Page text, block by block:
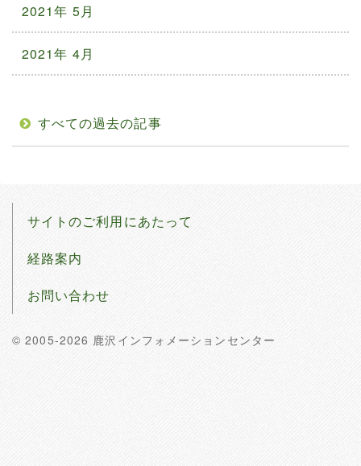
2021年 5月
2021年 4月
すべての過去の記事
サイトのご利用にあたって
経路案内
お問い合わせ
© 2005-2026 鹿沢インフォメーションセンター